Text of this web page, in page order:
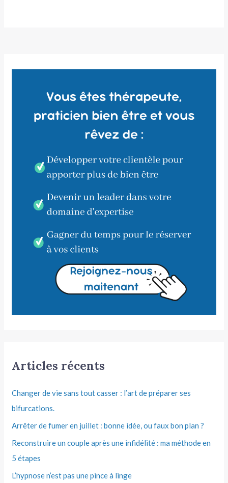
Articles récents
Changer de vie sans tout casser : l’art de préparer ses
bifurcations.
Arrêter de fumer en juillet : bonne idée, ou faux bon plan ?
Reconstruire un couple après une infidélité : ma méthode en
5 étapes
L’hypnose n’est pas une pince à linge